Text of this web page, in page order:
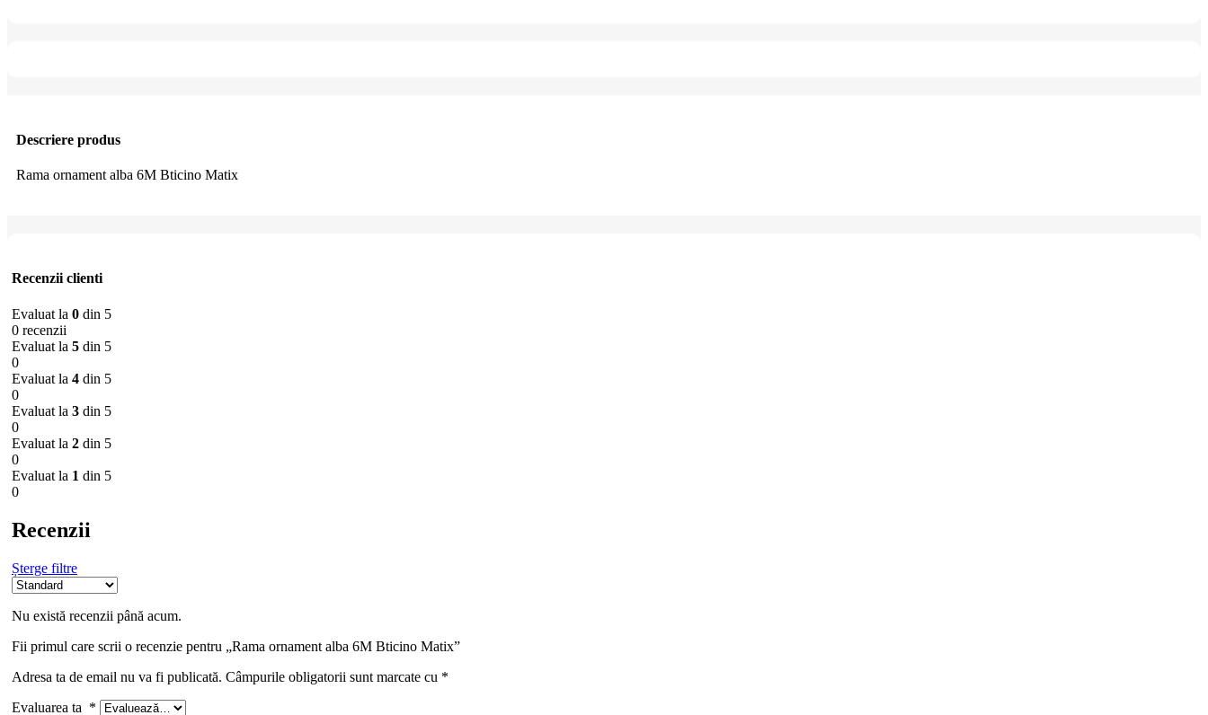
Descriere produs
Rama ornament alba 6M Bticino Matix
Recenzii clienti
Evaluat la 0 din 5
0 recenzii
Evaluat la 5 din 5
0
Evaluat la 4 din 5
0
Evaluat la 3 din 5
0
Evaluat la 2 din 5
0
Evaluat la 1 din 5
0
Recenzii
Șterge filtre
Nu există recenzii până acum.
Fii primul care scrii o recenzie pentru „Rama ornament alba 6M Bticino Matix”
Adresa ta de email nu va fi publicată. Câmpurile obligatorii sunt marcate cu *
Evaluarea ta *